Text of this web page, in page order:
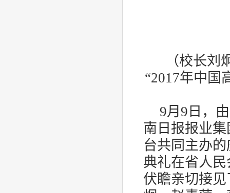
（校长
“2017年中国
9月 9 日，
南日报报业
台共同主办
典礼在省人
伏瞻亲切接